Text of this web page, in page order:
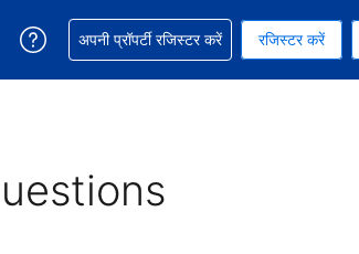
अभी USD करेंसी को चुना हुआ है
भाषा चुनें. आपने अभी हिन्दी भाषा को चुना हुआ है
अपनी बुकिंग में सहायता पाएं
अपनी प्रॉपर्टी रजिस्टर करें रजिस्टर करें